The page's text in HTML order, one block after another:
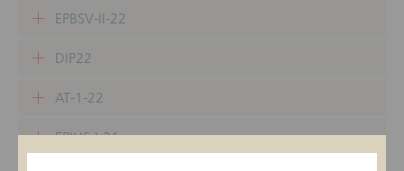
EPBSV-II-22
DIP22
AT-1-22
EPIHS-I-21